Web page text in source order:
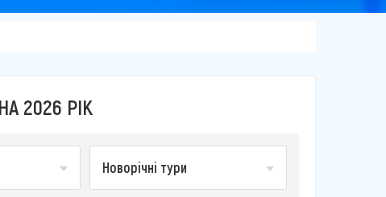
2026 РІК
Новорічні тури